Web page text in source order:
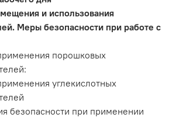
и использования
Меры безопасности при работе с
порошковых
углекислотных
безопасности при применении